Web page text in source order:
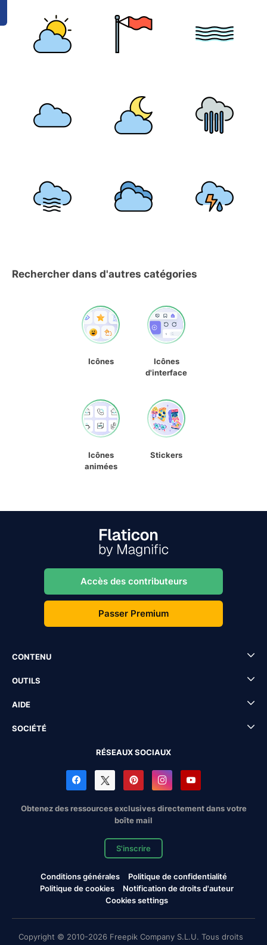
Rechercher dans d'autres catégories
Icônes
Icônes
d'interface
Icônes
animées
Stickers
Accès des contributeurs
Passer Premium
CONTENU
OUTILS
AIDE
SOCIÉTÉ
RÉSEAUX SOCIAUX
Obtenez des ressources exclusives directement dans votre
boîte mail
S'inscrire
Conditions générales
Politique de confidentialité
Politique de cookies
Notification de droits d'auteur
Cookies settings
Copyright © 2010-2026 Freepik Company S.L.U. Tous droits